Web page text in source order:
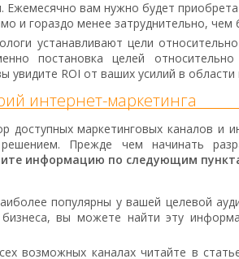
Ежемесячно вам нужно будет
и гораздо менее затруднительно, чем
устанавливают цели
постановка целей
увидите ROI от ваших усилий в
интернет-маркетинга
доступных маркетинговых каналов и
Прежде чем начинать
информацию по следующим
популярны у вашей целевой
вы можете найти эту
возможных каналах читайте в